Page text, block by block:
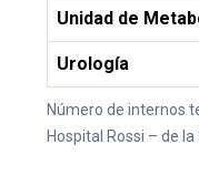
Número de internos
Hospital Rossi – de la
Unidad de
Urología